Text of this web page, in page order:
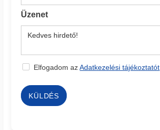
Üzenet
Elfogadom azAdatkezelési tájékoztatót
KÜLDÉS